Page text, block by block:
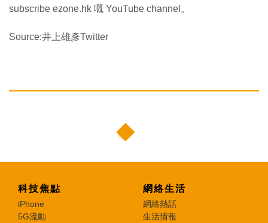
subscribe ezone.hk 嘅 YouTube channel。
Source:井上雄彥Twitter
科技焦點
iPhone
5G流動
網絡生活
網絡熱話
生活情報